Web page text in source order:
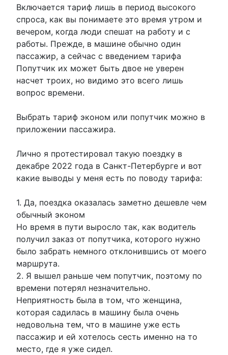
Включается тариф лишь в период высокого
спроса, как вы понимаете это время утром и
вечером, когда люди спешат на работу и с
работы. Прежде, в машине обычно один
пассажир, а сейчас с введением тарифа
Попутчик их может быть двое не уверен
насчет троих, но видимо это всего лишь
вопрос времени.
Выбрать тариф эконом или попутчик можно в
приложении пассажира.
Лично я протестировал такую поездку в
декабре 2022 года в Санкт-Петербурге и вот
какие выводы у меня есть по поводу тарифа:
1. Да, поездка оказалась заметно дешевле чем
обычный эконом
Но время в пути выросло так, как водитель
получил заказ от попутчика, которого нужно
было забрать немного отклонившись от моего
маршрута.
2. Я вышел раньше чем попутчик, поэтому по
времени потерял незначительно.
Неприятность была в том, что женщина,
которая садилась в машину была очень
недовольна тем, что в машине уже есть
пассажир и ей хотелось сесть именно на то
место, где я уже сидел.